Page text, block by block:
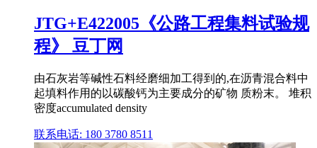
JTG+E422005《公路工程集料试验规
程》 豆丁网
由石灰岩等碱性石料经磨细加工得到的,在沥青混合料中
起填料作用的以碳酸钙为主要成分的矿物 质粉末。 堆积
密度accumulated density
联系电话: 180 3780 8511